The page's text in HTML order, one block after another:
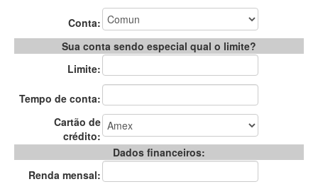
Conta:
Sua conta sendo especial qual o limite?
Limite:
Tempo de conta:
Cartão de
crédito:
Dados financeiros:
Renda mensal: